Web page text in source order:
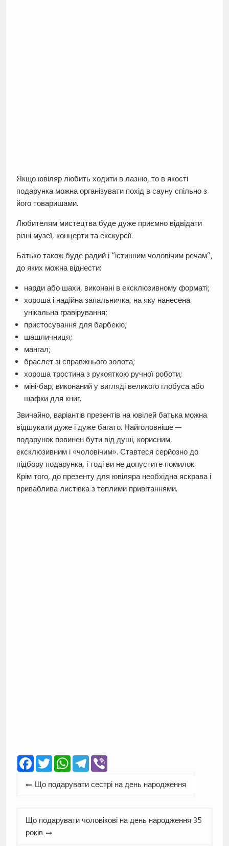
Якщо ювіляр любить ходити в лазню, то в якості
подарунка можна організувати похід в сауну спільно з
його товаришами.
Любителям мистецтва буде дуже приємно відвідати
різні музеї, концерти та екскурсії.
Батько також буде радий і “істинним чоловічим речам”,
до яких можна віднести:
нарди або шахи, виконані в ексклюзивному форматі;
хороша і надійна запальничка, на яку нанесена
унікальна гравірування;
пристосування для барбекю;
шашличниця;
мангал;
браслет зі справжнього золота;
хороша тростина з рукояткою ручної роботи;
міні-бар, виконаний у вигляді великого глобуса або
шафки для книг.
Звичайно, варіантів презентів на ювілей батька можна
відшукати дуже і дуже багато. Найголовніше —
подарунок повинен бути від душі, корисним,
ексклюзивним і «чоловічим». Ставтеся серйозно до
підбору подарунка, і тоді ви не допустите помилок.
Крім того, до презенту для ювіляра необхідна яскрава і
приваблива листівка з теплими привітаннями.
Facebook
TwitterWhatsApp
Telegram
Viber
Навігація
Що подарувати сестрі на день народження
Що подарувати чоловікові на день народження 35
років